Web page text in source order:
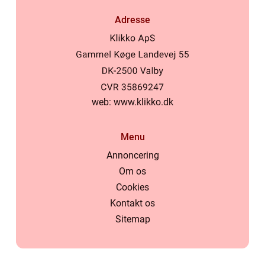
Adresse
web: www.klikko.dk
Menu
Annoncering
Om os
Cookies
Kontakt os
Sitemap